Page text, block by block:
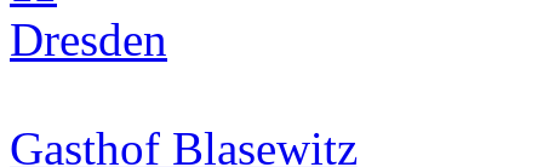
Gasthof Blasewitz